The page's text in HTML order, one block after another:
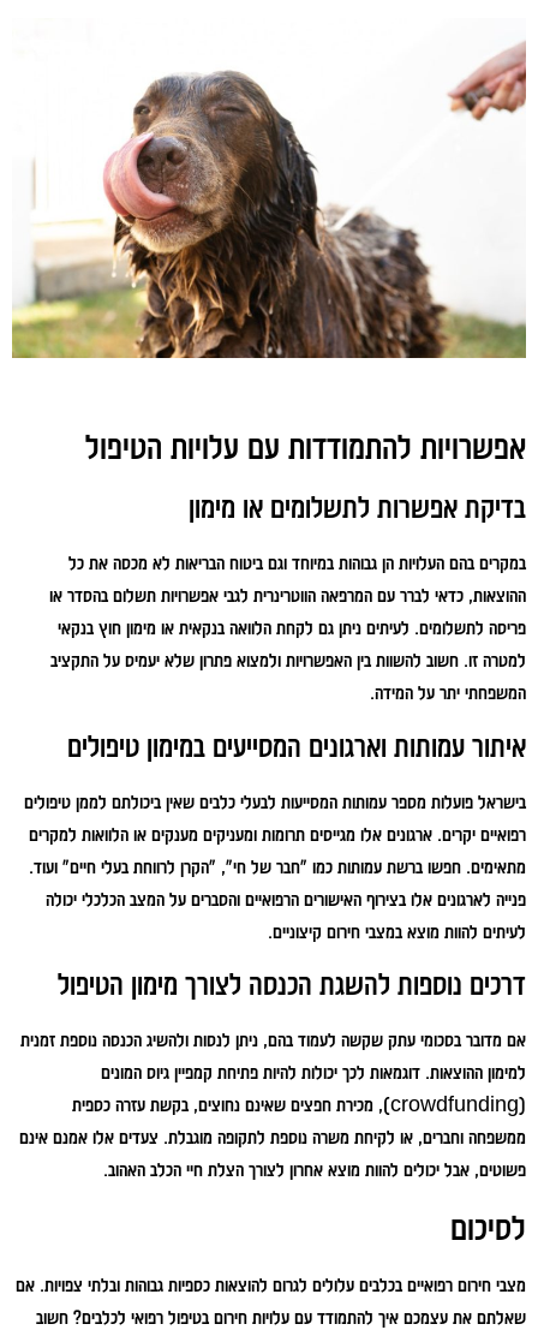
אפשרויות להתמודדות עם עלויות הטיפול
בדיקת אפשרות לתשלומים או מימון
במקרים בהם העלויות הן גבוהות במיוחד וגם ביטוח הבריאות לא מכסה את כל
ההוצאות, כדאי לברר עם המרפאה הווטרינרית לגבי אפשרויות תשלום בהסדר או
פריסה לתשלומים. לעיתים ניתן גם לקחת הלוואה בנקאית או מימון חוץ בנקאי
למטרה זו. חשוב להשוות בין האפשרויות ולמצוא פתרון שלא יעמיס על התקציב
המשפחתי יתר על המידה.
איתור עמותות וארגונים המסייעים במימון טיפולים
בישראל פועלות מספר עמותות המסייעות לבעלי כלבים שאין ביכולתם לממן טיפולים
רפואיים יקרים. ארגונים אלו מגייסים תרומות ומעניקים מענקים או הלוואות למקרים
מתאימים. חפשו ברשת עמותות כמו "חבר של חי", "הקרן לרווחת בעלי חיים" ועוד.
פנייה לארגונים אלו בצירוף האישורים הרפואיים והסברים על המצב הכלכלי יכולה
לעיתים להוות מוצא במצבי חירום קיצוניים.
דרכים נוספות להשגת הכנסה לצורך מימון הטיפול
אם מדובר בסכומי עתק שקשה לעמוד בהם, ניתן לנסות ולהשיג הכנסה נוספת זמנית
למימון ההוצאות. דוגמאות לכך יכולות להיות פתיחת קמפיין גיוס המונים
(crowdfunding), מכירת חפצים שאינם נחוצים, בקשת עזרה כספית
ממשפחה וחברים, או לקיחת משרה נוספת לתקופה מוגבלת. צעדים אלו אמנם אינם
פשוטים, אבל יכולים להוות מוצא אחרון לצורך הצלת חיי הכלב האהוב.
לסיכום
מצבי חירום רפואיים בכלבים עלולים לגרום להוצאות כספיות גבוהות ובלתי צפויות. אם
שאלתם את עצמכם איך להתמודד עם עלויות חירום בטיפול רפואי לכלבים? חשוב